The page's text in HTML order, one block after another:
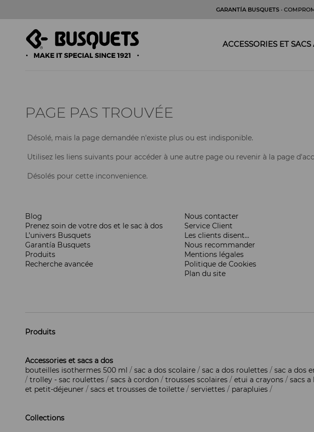
GARANTÍA BUSQUETS ·
ACCESSORIES ET SACS
PAGE PAS TROUVÉE
Désolé, mais la page demandée n'existe plus ou est indisponible.
Utilisez les liens suivants pour accéder à une autre page ou revenir à la page
Désolés pour cette inconvenience.
Blog
Prenez soin de votre dos et le sac à dos
L’univers Busquets
Garantía Busquets
Produits
Recherche avancée
Nous contacter
Service Client
Les clients disent...
Nous recommander
Mentions légales
Politique de Cookies
Plan du site
Produits
Accessories et sacs a dos
bouteilles isothermes 500 ml / sac a dos scolaire / sac a dos roulettes / sac a dos
/ trolley - sac roulettes / sacs à cordon / trousses scolaires / etui a crayons / sacs a
et petit-déjeuner / sacs et trousses de toilette / serviettes / parapluies /
Collections